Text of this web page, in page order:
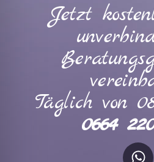
Jetzt
Täglich von
0664